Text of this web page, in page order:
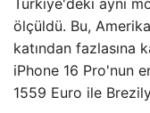
ölçüldü. Bu,
katından fazlasına
iPhone 16 Pro'nun
1559 Euro ile